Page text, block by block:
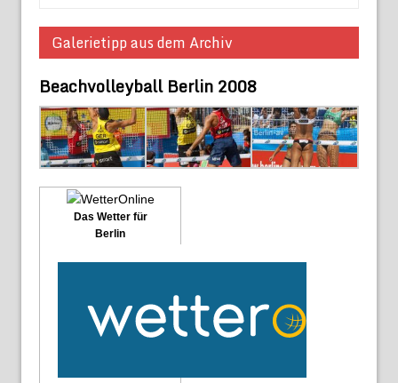
Galerietipp aus dem Archiv
Beachvolleyball Berlin 2008
Das Wetter für
Berlin